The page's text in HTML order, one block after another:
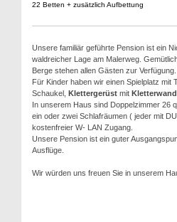
22 Betten + zusätzlich Aufbettung
Unsere familiär geführte Pension ist ein
waldreicher Lage am Malerweg.
Berge stehen allen Gästen zur Verfügung.
Für Kinder haben wir einen Spielplatz mit
Schaukel, Klettergerüst mit Kletterwand
In unserem Haus sind Doppelzimmer 26
ein oder zwei Schlafräumen ( jeder mit
kostenfreier W- LAN Zugang.
Unsere Pension ist ein guter
Ausflüge.
Wir würden uns freuen Sie in unserem